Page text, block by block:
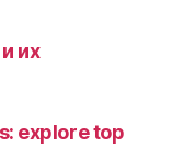
их
explore top